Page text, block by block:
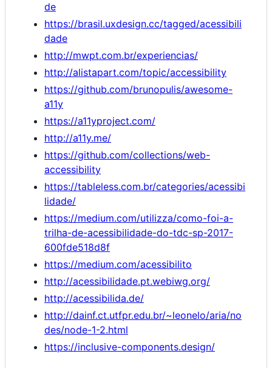
de
https://brasil.uxdesign.cc/tagged/acessibili
dade
http://mwpt.com.br/experiencias/
http://alistapart.com/topic/accessibility
https://github.com/brunopulis/awesome-
a11y
https://a11yproject.com/
http://a11y.me/
https://github.com/collections/web-
accessibility
https://tableless.com.br/categories/acessibi
lidade/
https://medium.com/utilizza/como-foi-a-
trilha-de-acessibilidade-do-tdc-sp-2017-
600fde518d8f
https://medium.com/acessibilito
http://acessibilidade.pt.webiwg.org/
http://acessibilida.de/
http://dainf.ct.utfpr.edu.br/~leonelo/aria/no
des/node-1-2.html
https://inclusive-components.design/